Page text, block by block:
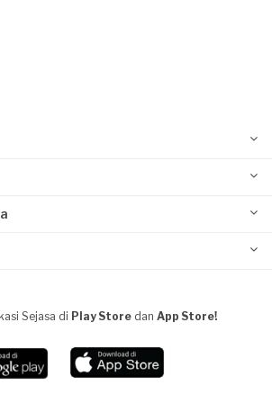
Sejasa di Play Store dan App Store!